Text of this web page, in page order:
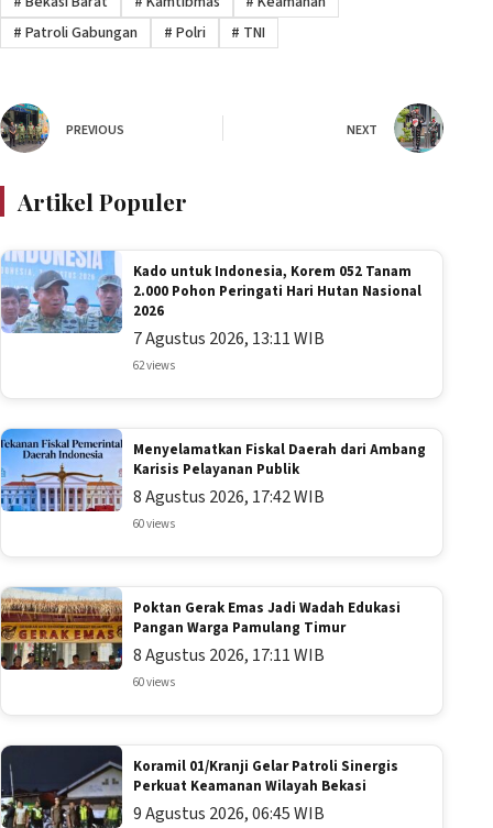
# Patroli Gabungan # Polri # TNI
PREVIOUS NEXT
Artikel Populer
Kado untuk Indonesia, Korem 052 Tanam
2.000 Pohon Peringati Hari Hutan Nasional
2026
7 Agustus 2026, 13:11 WIB
62 views
Menyelamatkan Fiskal Daerah dari Ambang
Karisis Pelayanan Publik
8 Agustus 2026, 17:42 WIB
60 views
Poktan Gerak Emas Jadi Wadah Edukasi
Pangan Warga Pamulang Timur
8 Agustus 2026, 17:11 WIB
60 views
Koramil 01/Kranji Gelar Patroli Sinergis
Perkuat Keamanan Wilayah Bekasi
9 Agustus 2026, 06:45 WIB